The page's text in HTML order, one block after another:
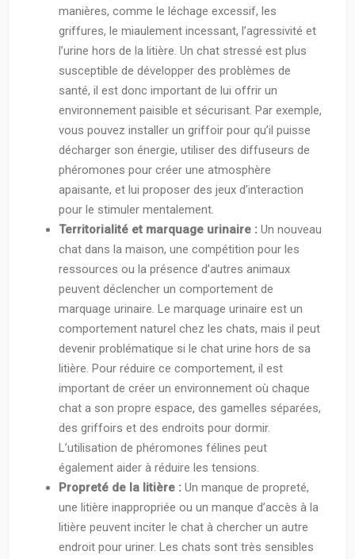
manières, comme le léchage excessif, les
griffures, le miaulement incessant, l’agressivité et
l’urine hors de la litière. Un chat stressé est plus
susceptible de développer des problèmes de
santé, il est donc important de lui offrir un
environnement paisible et sécurisant. Par exemple,
vous pouvez installer un griffoir pour qu’il puisse
décharger son énergie, utiliser des diffuseurs de
phéromones pour créer une atmosphère
apaisante, et lui proposer des jeux d’interaction
pour le stimuler mentalement.
Territorialité et marquage urinaire : Un nouveau
chat dans la maison, une compétition pour les
ressources ou la présence d’autres animaux
peuvent déclencher un comportement de
marquage urinaire. Le marquage urinaire est un
comportement naturel chez les chats, mais il peut
devenir problématique si le chat urine hors de sa
litière. Pour réduire ce comportement, il est
important de créer un environnement où chaque
chat a son propre espace, des gamelles séparées,
des griffoirs et des endroits pour dormir.
L’utilisation de phéromones félines peut
également aider à réduire les tensions.
Propreté de la litière : Un manque de propreté,
une litière inappropriée ou un manque d’accès à la
litière peuvent inciter le chat à chercher un autre
endroit pour uriner. Les chats sont très sensibles